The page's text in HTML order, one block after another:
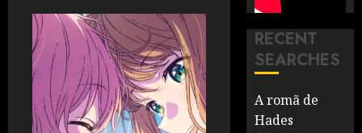
RECENT
SEARCHES
A romã de
Hades